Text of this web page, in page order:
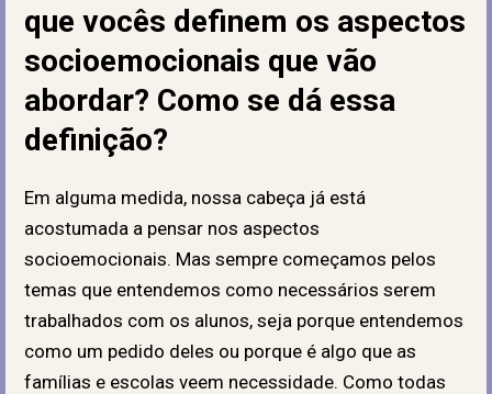
que vocês definem os aspectos
socioemocionais que vão
abordar? Como se dá essa
definição?
Em alguma medida, nossa cabeça já está
acostumada a pensar nos aspectos
socioemocionais. Mas sempre começamos pelos
temas que entendemos como necessários serem
trabalhados com os alunos, seja porque entendemos
como um pedido deles ou porque é algo que as
famílias e escolas veem necessidade. Como todas